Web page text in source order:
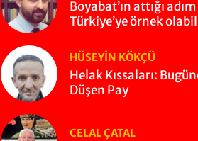
Boyabat’ın attığı adım
Türkiye’ye örnek
HÜSEYIN KÖKÇÜ
Helak Kıssaları:
Düşen Pay
CELAL ÇATAL